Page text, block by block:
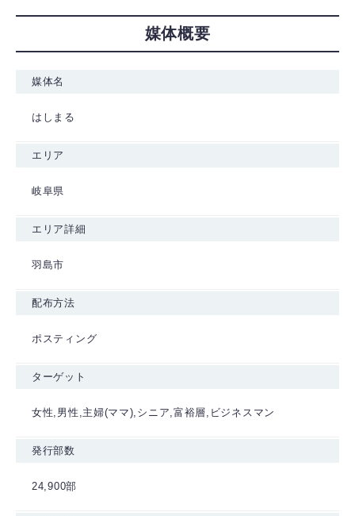
媒体概要
媒体名
はしまる
エリア
岐阜県
エリア詳細
羽島市
配布方法
ポスティング
ターゲット
女性,男性,主婦(ママ),シニア,富裕層,ビジネスマン
発行部数
24,900部